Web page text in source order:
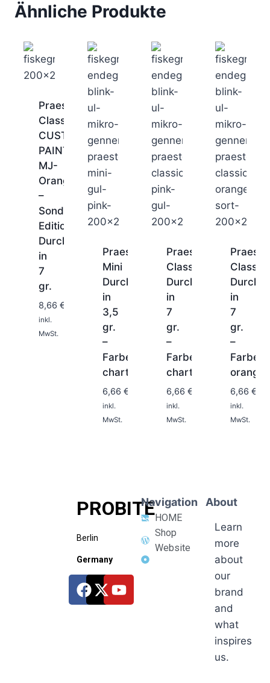
Ähnliche Produkte
Praesten
Classic
CUSTOM
PAINTED
MJ-
Orange
–
Sonder-
Edition
Durchlaufblinker
in
7
gr.
8,66 €
inkl.
MwSt.
1-
2
Tage
Praesten
Mini
Durchlaufblinker
in
3,5
gr.
–
Farbe:
chartreuse/pink
6,66 €
inkl.
MwSt.
1-
2
Tage
Praesten
Classic
Durchlaufblinker
in
7
gr.
–
Farbe:
chartreuse/pink
6,66 €
inkl.
MwSt.
1-
2
Tage
Classic
in
7
gr.
–
Farbe:
6,66 €
inkl.
MwSt.
1-
2
Tage
PROBITE
Berlin
Germany
Navigation
HOME
Shop
Website
About
Learn
more
about
our
brand
and
what
inspires
us.